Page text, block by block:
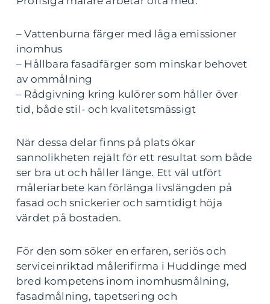
– Vattenburna färger med låga emissioner
inomhus
– Hållbara fasadfärger som minskar behovet
av ommålning
– Rådgivning kring kulörer som håller över
tid, både stil- och kvalitetsmässigt
När dessa delar finns på plats ökar
sannolikheten rejält för ett resultat som både
ser bra ut och håller länge. Ett väl utfört
måleriarbete kan förlänga livslängden på
fasad och snickerier och samtidigt höja
värdet på bostaden.
För den som söker en erfaren, seriös och
serviceinriktad målerifirma i Huddinge med
bred kompetens inom inomhusmålning,
fasadmålning, tapetsering och